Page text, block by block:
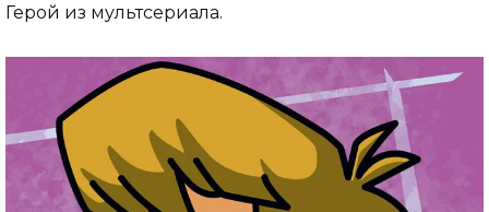
Герой из мультсериала.